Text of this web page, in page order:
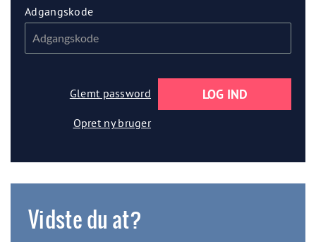
Adgangskode
Glemt password
Opret ny bruger
Vidste du at?